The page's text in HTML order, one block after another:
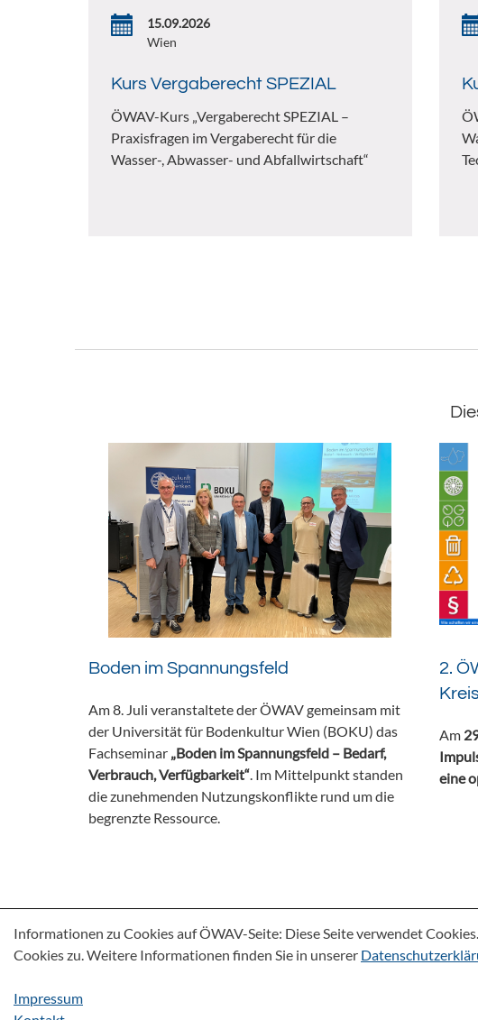
15.09.2026
Wien
Kurs Vergaberecht SPEZIAL
ÖWAV-Kurs „Vergaberecht SPEZIAL –
Praxisfragen im Vergaberecht für die
Wasser-, Abwasser- und Abfallwirtschaft“
Boden im Spannungsfeld
Am 8. Juli veranstaltete der ÖWAV gemeinsam mit
der Universität für Bodenkultur Wien (BOKU) das
Fachseminar „Boden im Spannungsfeld – Bedarf,
Verbrauch, Verfügbarkeit“. Im Mittelpunkt standen
die zunehmenden Nutzungskonflikte rund um die
begrenzte Ressource.
2.
Am
eine
Informationen zu Cookies auf ÖWAV-Seite: Diese Seite verwendet
Cookies zu. Weitere Informationen finden Sie in unserer
Impressum